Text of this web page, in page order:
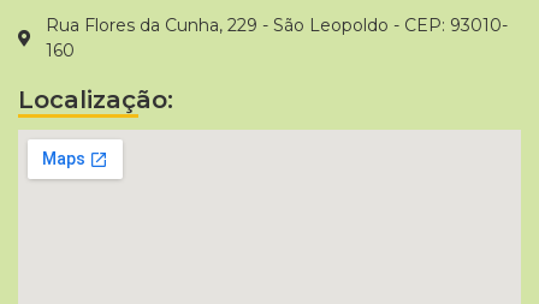
Rua Flores da Cunha, 229 - São Leopoldo - CEP: 93010-
160
Localização: